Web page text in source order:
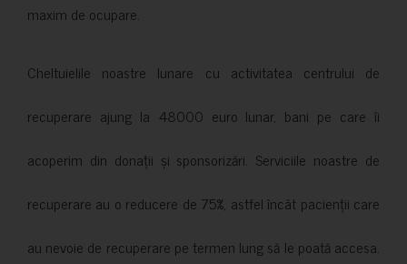
maxim de ocupare.
Cheltuielile noastre lunare cu activitatea centrului de
recuperare ajung la 48000 euro lunar, bani pe care îi
acoperim din donații și sponsorizări. Serviciile noastre de
recuperare au o reducere de 75%, astfel încât pacienții care
au nevoie de recuperare pe termen lung să le poată accesa.